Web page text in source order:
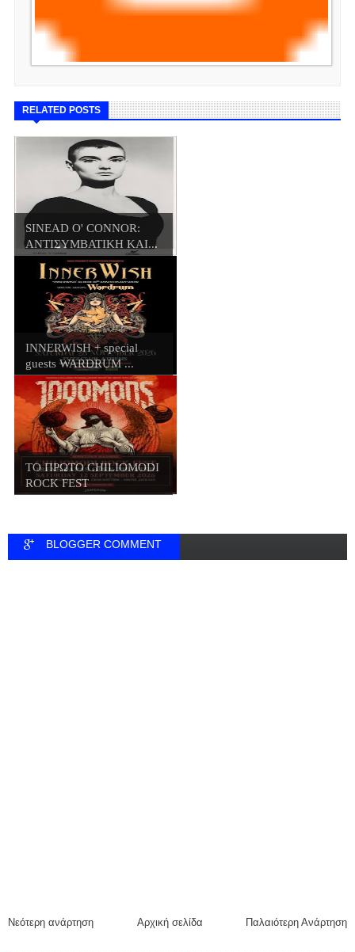
RELATED POSTS
SINEAD O' CONNOR:
ΑΝΤΙΣΥΜΒΑΤΙΚΗ ΚΑΙ...
INNERWISH + special
guests WARDRUM ...
ΤΟ ΠΡΩΤΟ CHILIOMODI
ROCK FEST
BLOGGER COMMENT
Νεότερη ανάρτηση Παλαιότερη Ανάρτηση
Αρχική σελίδα